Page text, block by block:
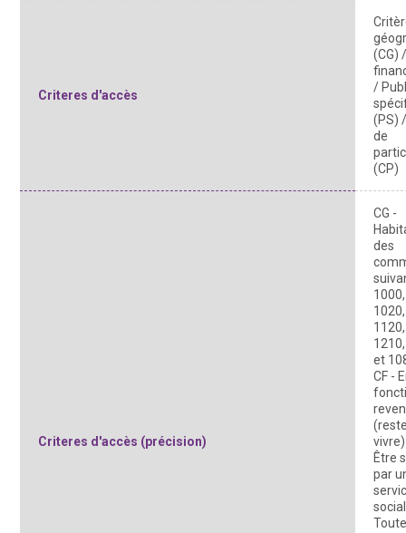
Criteres d'accès
(CG)
/
(PS)
de
(CP)
Criteres d'accès (précision)
CG -
des
1000,
1020,
1120,
et
CF -
vivre)
Être
par